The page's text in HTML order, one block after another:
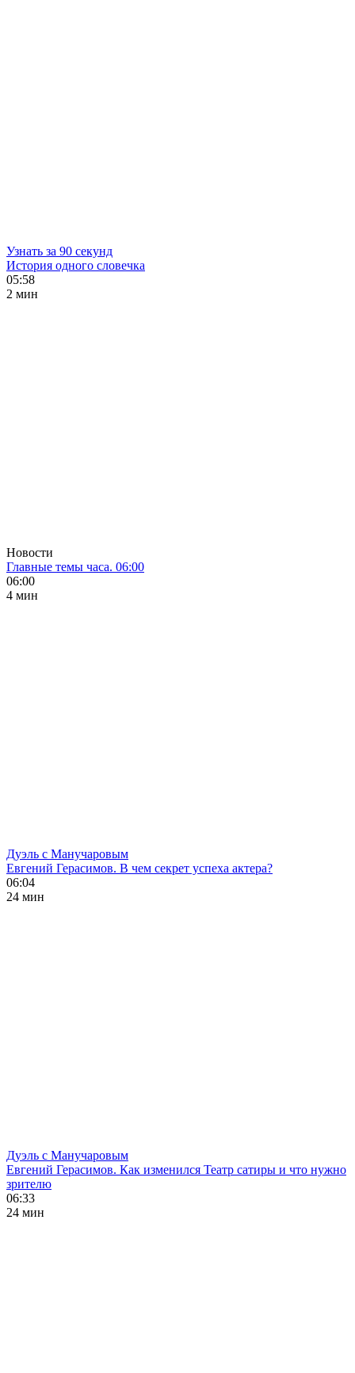
Узнать за 90 секунд
История одного словечка
05:58
2 мин
Новости
Главные темы часа. 06:00
06:00
4 мин
Дуэль с Манучаровым
Евгений Герасимов. В чем секрет успеха актера?
06:04
24 мин
Дуэль с Манучаровым
Евгений Герасимов. Как изменился Театр сатиры и что нужно
зрителю
06:33
24 мин